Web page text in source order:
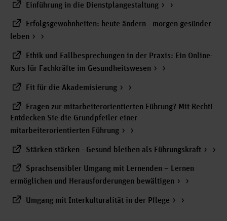
Einführung in die Dienstplangestaltung
Erfolgsgewohnheiten: heute ändern - morgen gesünder
leben
Ethik und Fallbesprechungen in der Praxis: Ein Online-
Kurs für Fachkräfte im Gesundheitswesen
Fit für die Akademisierung
Fragen zur mitarbeiterorientierten Führung? Mit Recht!
Entdecken Sie die Grundpfeiler einer
mitarbeiterorientierten Führung
Stärken stärken - Gesund bleiben als Führungskraft
Sprachsensibler Umgang mit Lernenden – Lernen
ermöglichen und Herausforderungen bewältigen
Umgang mit Interkulturalität in der Pflege